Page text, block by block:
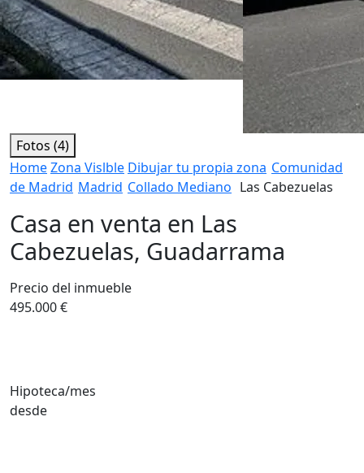
Fotos (4)
HomeZona Vislble Dibujar tu propia zona Comunidad
de Madrid Madrid Collado Mediano Las Cabezuelas
Casa en venta en Las
Cabezuelas, Guadarrama
Precio del inmueble
495.000 €
Hipoteca/mes
desde